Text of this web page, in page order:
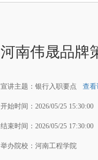
河南伟晟品牌
宣讲主题： 银行入职要点 查看
开始时间： 2026/05/25 15:30:00
结束时间： 2026/05/25 17:30:00
举办院校： 河南工程学院